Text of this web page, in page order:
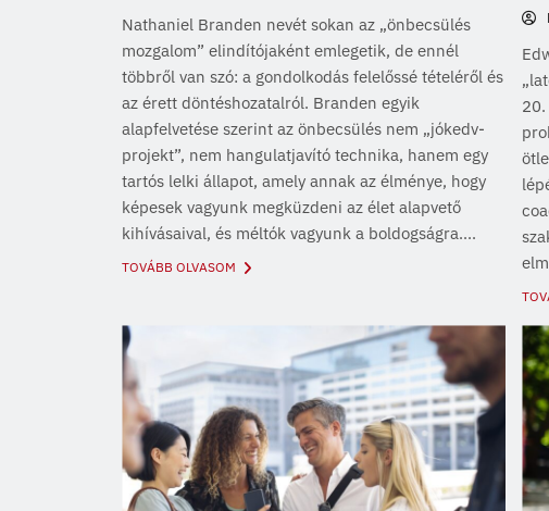
Nathaniel Branden nevét sokan az „önbecsülés
mozgalom” elindítójaként emlegetik, de ennél
többről van szó: a gondolkodás felelőssé tételéről és
az érett döntéshozatalról. Branden egyik
alapfelvetése szerint az önbecsülés nem „jókedv-
projekt”, nem hangulatjavító technika, hanem egy
tartós lelki állapot, amely annak az élménye, hogy
képesek vagyunk megküzdeni az élet alapvető
kihívásaival, és méltók vagyunk a boldogságra....
TOVÁBB OLVASOM